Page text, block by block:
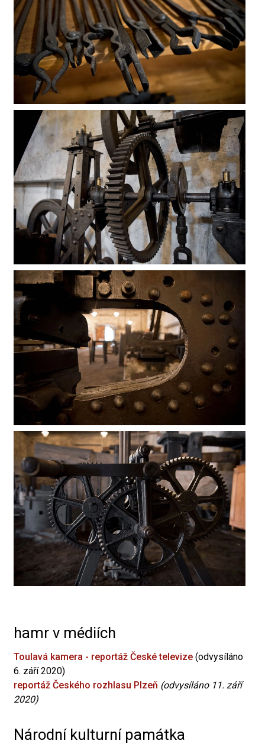
hamr v médiích
Toulavá kamera - reportáž České televize (odvysíláno
6. září 2020)
reportáž Českého rozhlasu Plzeň (odvysíláno 11. září
2020)
Národní kulturní památka